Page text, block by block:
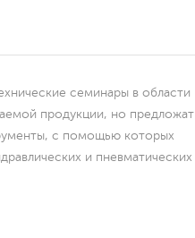
семинары в области
продукции, но предложат
с помощью которых
и пневматических